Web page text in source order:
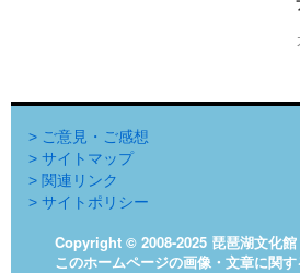
> ご意見・ご感想
> サイトマップ
> 関連リンク
> サイトポリシー
Copyright © 2008-2025 琵琶湖文化
このホームページの画像・文章に関